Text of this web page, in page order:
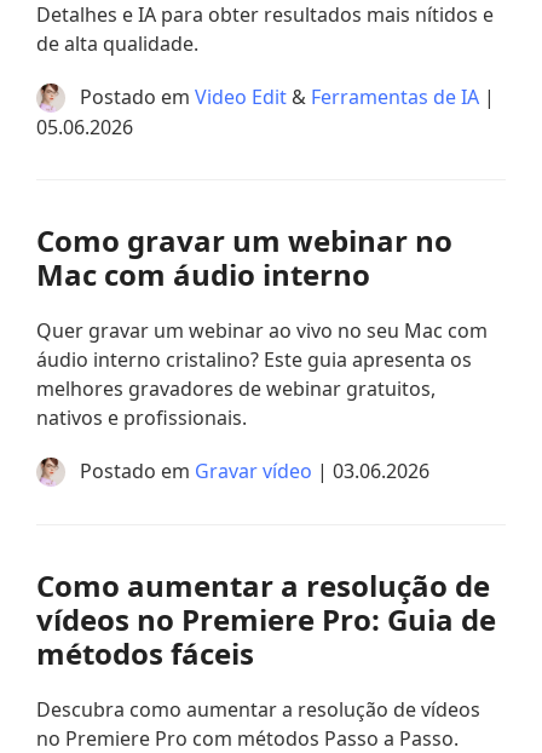
Detalhes e IA para obter resultados mais nítidos e
de alta qualidade.
Postado em Video Edit & Ferramentas de IA |
05.06.2026
Como gravar um webinar no
Mac com áudio interno
Quer gravar um webinar ao vivo no seu Mac com
áudio interno cristalino? Este guia apresenta os
melhores gravadores de webinar gratuitos,
nativos e profissionais.
Postado em Gravar vídeo | 03.06.2026
Como aumentar a resolução de
vídeos no Premiere Pro: Guia de
métodos fáceis
Descubra como aumentar a resolução de vídeos
no Premiere Pro com métodos Passo a Passo.